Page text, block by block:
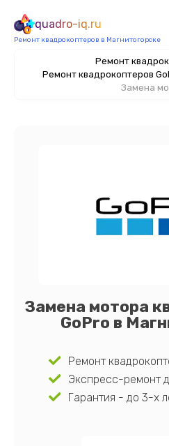
quadro-iq.ru
Ремонт квадрокоптеров в Магнитогорске
Ремонт
Ремонт квадрокоптеров
Замена
Замена мотора
GoPro в
Ремонт
Экспресс-ремонт
Гарантия - до 3-х